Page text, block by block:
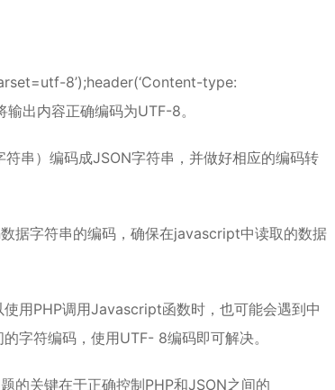
8’);header(‘Content-type:
出内容正确编码为UTF-8。
串）编码成JSON字符串，并做好相应的编码转
据字符串的编码，确保在javascript中读取的数据
用PHP调用Javascript函数时，也可能会遇到中
字符编码，使用UTF- 8编码即可解决。
的关键在于正确控制PHP和JSON之间的